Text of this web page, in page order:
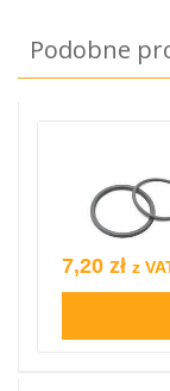
Podobne
7,20 zł z